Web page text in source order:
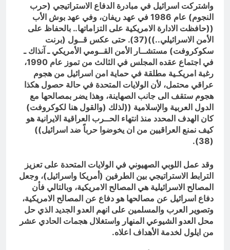
واشتركت اسرائيل في مبادرة الدفاع الاستراتيجي (حرب
النجوم) عام 1986 في عهد ريفان، وفي عهد بوش الأب
((حافظت الادارة الامريكية على التزاماتها.. بالحفاظ على
الأمن الاسرائيلي..))(37). حتى عكس قــول (برنت
سكوكروفت) مستشــار الأمن القــومي الأمريكي ـ آنذاك ـ
في اجتماع عقده المجلس في الثالث من تموز عام 1990،
رغبة امريكـية مطلقة في حماية امن اسرائيل من هجوم
عراقي محتمل، لأن الولايات المتحدة في حالة حصول هكذا
هجوم ستقف الى جانب الصهاينة، وهذا يضر بمصالحها مع
الدول العربية والإسلامية ((لذلك (والقول هنا لكوكروفت)
كان الهدف المحدد منذ انتهاء الحــرب العراقية الايرانية هو
كيف نمنع العراقيين من ان يخوضوا حرباً ضد اسرائيل))
(38).
وقد عمل اللوبي الصهيوني في الولايات المتحدة على تعزيز
الترابط الاستراتيجي بين الطرفين (أمريكا واسرائيل)، وجعل
المصالح الاسرائيلية هي المصالح الامريكية، وبالتالي فأن
دفاع اسرائيل عن مصالحها هو دفاع عن المصالح الامريكية،
وتصوير العرب والمسلمين على انهم العدو الجديد الذي حل
محل العدو الشيوعي المنهار واستغلال هجمات الحادي عشر
من ايلول لخدمة الأهداف اعلاه.